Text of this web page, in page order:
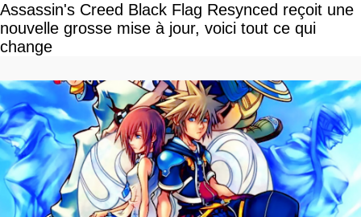
Assassin's Creed Black Flag Resynced reçoit une
nouvelle grosse mise à jour, voici tout ce qui
change